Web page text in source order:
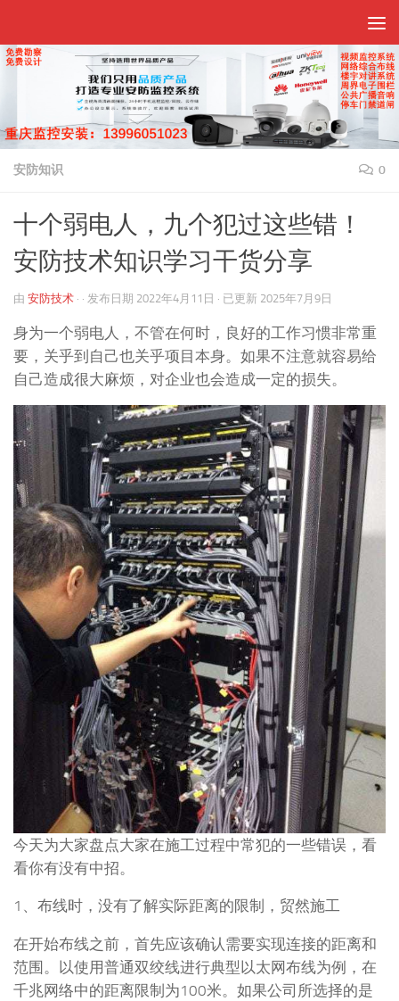
安防知识 0
十个弱电人，九个犯过这些错！
安防技术知识学习干货分享
由 安防技术 · · 发布日期 2022年4月11日 · 已更新 2025年7月9日
身为一个弱电人，不管在何时，良好的工作习惯非常重
要，关乎到自己也关乎项目本身。如果不注意就容易给
自己造成很大麻烦，对企业也会造成一定的损失。
今天为大家盘点大家在施工过程中常犯的一些错误，看
看你有没有中招。
1、布线时，没有了解实际距离的限制，贸然施工
在开始布线之前，首先应该确认需要实现连接的距离和
范围。以使用普通双绞线进行典型以太网布线为例，在
千兆网络中的距离限制为100米。如果公司所选择的是